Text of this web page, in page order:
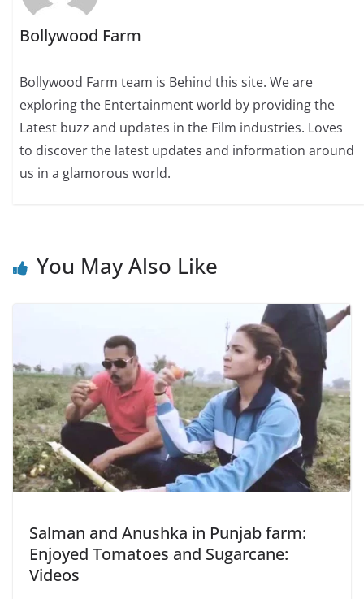
Bollywood Farm
Bollywood Farm team is Behind this site. We are
exploring the Entertainment world by providing the
Latest buzz and updates in the Film industries. Loves
to discover the latest updates and information around
us in a glamorous world.
You May Also Like
Salman and Anushka in Punjab farm:
Enjoyed Tomatoes and Sugarcane:
Videos